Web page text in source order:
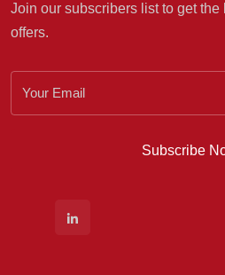
Join our subscribers list to get the
offers.
Subscribe